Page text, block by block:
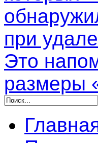
при
Это
размеры